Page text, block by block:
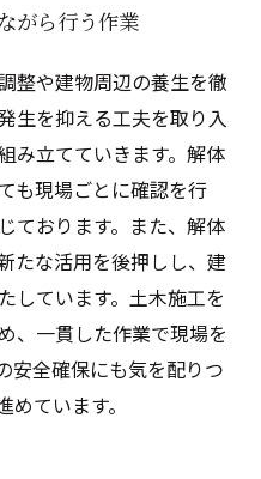
がら行う作業
整や建物周辺の養生を徹
生を抑える工夫を取り入
み立てていきます。解体
も現場ごとに確認を行
ております。また、解体
たな活用を後押しし、建
しています。土木施工を
、一貫した作業で現場を
安全確保にも気を配りつ
ています。